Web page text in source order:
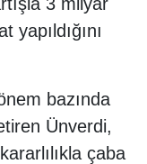
bazında
Ünverdi,
çaba